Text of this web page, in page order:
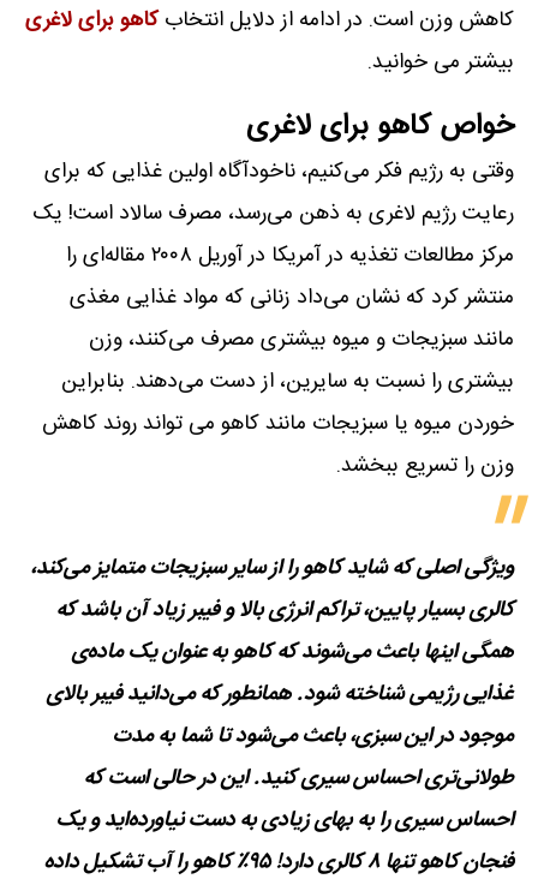
کاهش وزن است. در ادامه از دلایل انتخابکاهو برای لاغری
بیشتر می خوانید.
خواص کاهو برای لاغری
وقتی به رژیم فکر می‌کنیم، ناخودآگاه اولین غذایی که برای
رعایت رژیم لاغری به ذهن می‌رسد، مصرف سالاد است! یک
مرکز مطالعات تغذیه در آمریکا در آوریل ۲۰۰۸ مقاله‌ای را
منتشر کرد که نشان می‌داد زنانی که مواد غذایی مغذی
مانند سبزیجات و میوه بیشتری مصرف می‌کنند، وزن
بیشتری را نسبت به سایرین، از دست می‌دهند. بنابراین
خوردن میوه یا سبزیجات مانند کاهو می تواند روند کاهش
وزن را تسریع ببخشد.
ویژگی اصلی که شاید کاهو را از سایر سبزیجات متمایز می‌کند،
کالری بسیار پایین، تراکم انرژی بالا و فیبر زیاد آن باشد که
همگی اینها باعث می‌شوند که کاهو به عنوان یک ماده‌ی
غذایی رژیمی شناخته شود. همانطور که می‌دانید فیبر بالای
موجود در این سبزی، باعث می‌شود تا شما به مدت
طولانی‌تری احساس سیری کنید. این در حالی است که
احساس سیری را به بهای زیادی به دست نیاورده‌اید و یک
فنجان کاهو تنها ۸ کالری دارد! ۹۵٪ کاهو را آب تشکیل داده